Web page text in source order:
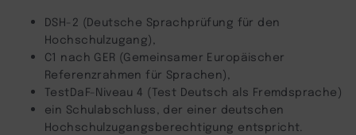
DSH-2 (Deutsche Sprachprüfung für den
Hochschulzugang),
C1 nach GER (Gemeinsamer Europäischer
Referenzrahmen für Sprachen),
TestDaF-Niveau 4 (Test Deutsch als Fremdsprache)
ein Schulabschluss, der einer deutschen
Hochschulzugangsberechtigung entspricht.